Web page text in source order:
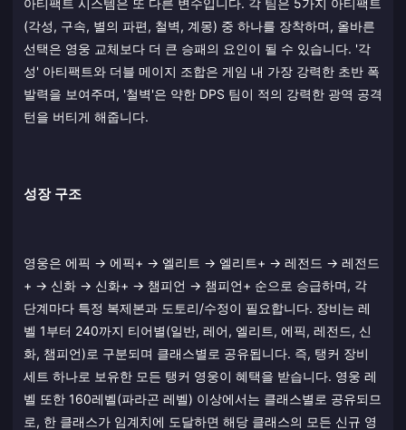
아티팩트 시스템은 또 다른 변수입니다. 각 팀은 5가지 아티팩트
(각성, 구속, 별의 파편, 철벽, 계몽) 중 하나를 장착하며, 올바른
선택은 영웅 교체보다 더 큰 승패의 요인이 될 수 있습니다. '각
성' 아티팩트와 더블 메이지 조합은 게임 내 가장 강력한 초반 폭
발력을 보여주며, '철벽'은 약한 DPS 팀이 적의 강력한 광역 공격
턴을 버티게 해줍니다.
성장 구조
영웅은 에픽 → 에픽+ → 엘리트 → 엘리트+ → 레전드 → 레전드
+ → 신화 → 신화+ → 챔피언 → 챔피언+ 순으로 승급하며, 각
단계마다 특정 복제본과 도토리/수정이 필요합니다. 장비는 레
벨 1부터 240까지 티어별(일반, 레어, 엘리트, 에픽, 레전드, 신
화, 챔피언)로 구분되며 클래스별로 공유됩니다. 즉, 탱커 장비
세트 하나로 보유한 모든 탱커 영웅이 혜택을 받습니다. 영웅 레
벨 또한 160레벨(파라곤 레벨) 이상에서는 클래스별로 공유되므
로, 한 클래스가 임계치에 도달하면 해당 클래스의 모든 신규 영